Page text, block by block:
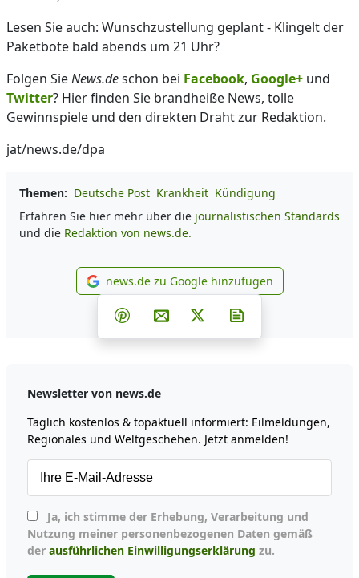
Lesen Sie auch: Wunschzustellung geplant - Klingelt der
Paketbote bald abends um 21 Uhr?
Folgen SieNews.deschon bei Facebook, Google+ und
Twitter? Hier finden Sie brandheiße News, tolle
Gewinnspiele und den direkten Draht zur Redaktion.
jat/news.de/dpa
Themen: Deutsche Post Krankheit Kündigung
Erfahren Sie hier mehr über die journalistischen Standards
und die Redaktion von news.de.
news.de zu Google
news.de zu Google hinzufügen
Teilen auf Facebook
Teilen auf Whatsapp
Teilen auf Telegram
Teilen auf Pinterest
Per E-Mail teilen
Post auf X
Newsletter von news.de
Täglich kostenlos & topaktuell informiert: Eilmeldungen,
Regionales und Weltgeschehen. Jetzt anmelden!
Nutzung meiner personenbezogenen Daten gemäß
der ausführlichen Einwilligungserklärung zu.